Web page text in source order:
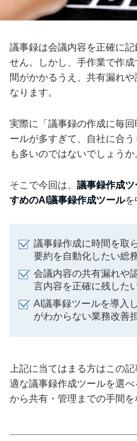
議事録は会議内容を正確に
せん。しかし、手作業で作
間がかかるうえ、共有漏れ
なります。
実際に「議事録の作成に毎
ールが多すぎて、自社に合
も多いのではないでしょうか
そこで今回は、 議事録作成
すめのAI議事録作成ツールを
議事録作成に時間を取
要約を自動化したい総
会議内容の共有漏れや
言内容を正確に残した
AI議事録ツールを導入
がわからない業務改善
上記に当てはまる方はこの
適な議事録作成ツールを選
から共有・管理までの手間を